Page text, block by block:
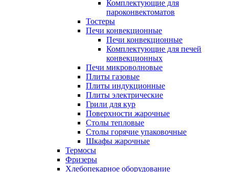
Комплектующие для
пароконвектоматов
Тостеры
Печи конвекционные
Печи конвекционные
Комплектующие для печей
конвекционных
Печи микроволновые
Плиты газовые
Плиты индукционные
Плиты электрические
Грили для кур
Поверхности жарочные
Столы тепловые
Столы горячие упаковочные
Шкафы жарочные
Термосы
Фризеры
Хлебопекарное оборудование